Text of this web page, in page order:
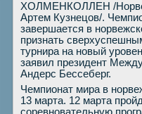
ХОЛМЕНКОЛЛЕН /
Артем Кузнецов/.
завершается в
признать
турнира на новый
заявил президент
Андерс Бессеберг.
Чемпионат мира в
13 марта. 12 марта